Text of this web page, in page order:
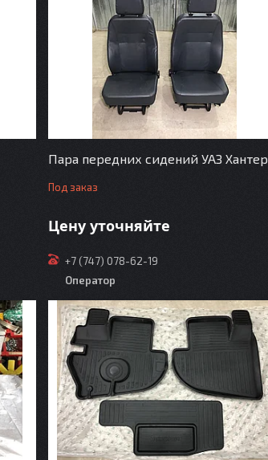
Пара передних сидений УАЗ Хантер
Под заказ
Цену уточняйте
+7 (747) 078-62-19
Оператор